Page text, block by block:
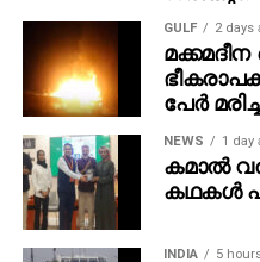
ഭീഷണിയാണെന്ന് ഗൂഗിള്‍
നിയമാനുസൃത
വിവരങ്ങളോ
ഉന്നയിക്കില്ലെന്നും
കൂടുതല്‍ ജാഗ്രത
വ്യക്തമാക്കി.
GULF 2 days
പേര്‍
NEWS 1 day
കമാൽ
കഥകൾ
INDIA 5